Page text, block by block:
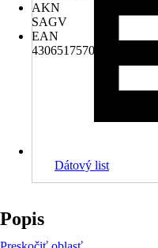
AKN
SAGV
EAN
4306517570910,
Dátový list
Popis